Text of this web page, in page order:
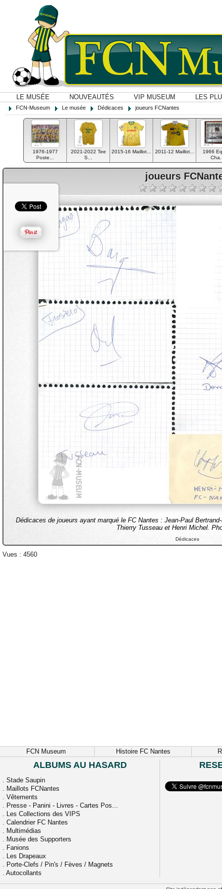
LE MUSÉE NOUVEAUTÉS VIP MUSEUM LES
FCN-Museum Le musée Dédicaces joueurs FCNantes
1976-1977
Poste...
2021-2022 Tee
S...
2015-16 Maillot... 2011-12 Maillot...
1966
joueurs
Dédicaces de joueurs ayant marqué le FC Nantes : Jean-Paul
Thierry Tusseau et Henri Michel.
Dédicaces
Vues : 4560
FCN Museum Histoire FC Nantes
ALBUMS AU HASARD
. Stade Saupin
. Maillots FCNantes
. Vêtements
. Presse - Panini - Livres - Cartes Pos...
. Les Collections des VIPS
. Calendrier FC Nantes
. Multimédias
. Musée des Supporters
. Fanions
. Les Drapeaux
. Porte-Clefs / Pin's / Fèves / Magnets
. Autocollants